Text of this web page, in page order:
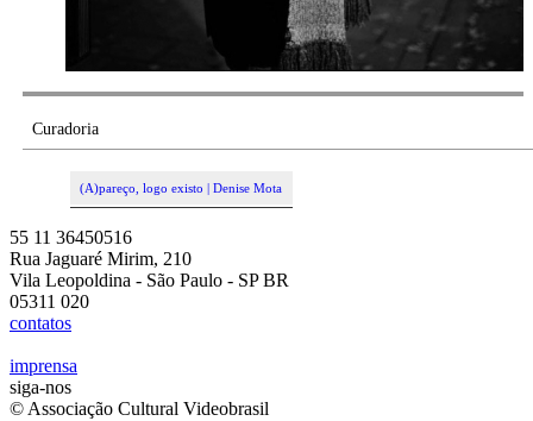
Curadoria
(A)pareço, logo existo | Denise Mota
55 11 36450516
Rua Jaguaré Mirim, 210
Vila Leopoldina - São Paulo - SP BR
05311 020
contatos
imprensa
siga-nos
© Associação Cultural Videobrasil